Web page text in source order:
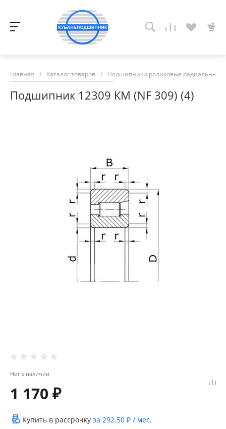
Главная / Каталог товаров / Подшипники роликовые радиальные
Подшипник 12309 КМ (NF 309) (4)
Нет в наличии
1 170 ₽
Купить в рассрочку за 292.50 ₽ / мес.